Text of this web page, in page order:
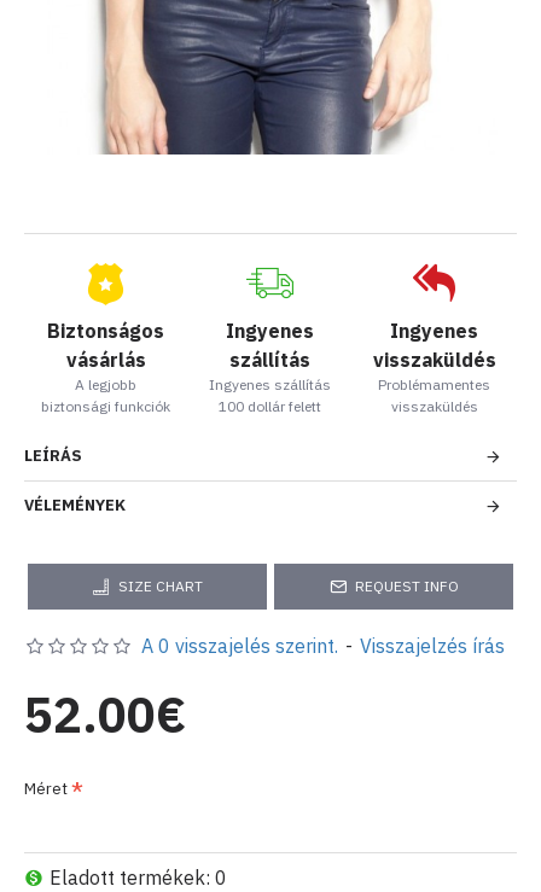
Biztonságos
vásárlás
A legjobb
biztonsági funkciók
Ingyenes
szállítás
Ingyenes szállítás
100 dollár felett
Ingyenes
visszaküldés
Problémamentes
visszaküldés
LEÍRÁS
VÉLEMÉNYEK
SIZE CHART REQUEST INFO
Eladott termékek: 0
A 0 visszajelés szerint. - Visszajelzés írás
52.00€
Méret